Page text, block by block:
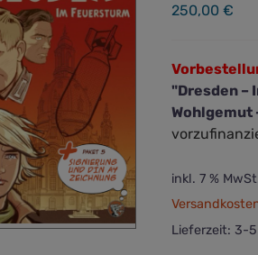
250,00 €
"Dresden –
Wohlgemut
inkl. 7 %
Lieferzeit: 3-5